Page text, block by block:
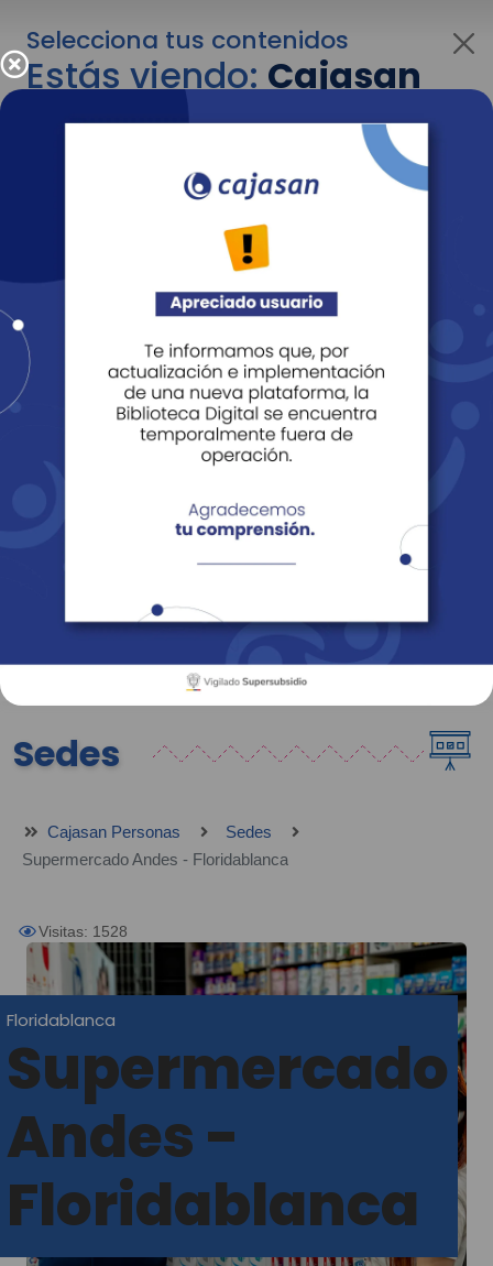
Selecciona tus contenidos
Estás viendo:Cajasan
para personas
Para cambiar al contenido de tu interés más
adelante recuerda utilizar el menú
Entendido
Revista Fácil Vivir
Sedes Directorio Servicios En Línea
Sedes
Cajasan Personas
Sedes
Supermercado Andes - Floridablanca
Visitas: 1528
Floridablanca
Supermercado
Andes -
Floridablanca